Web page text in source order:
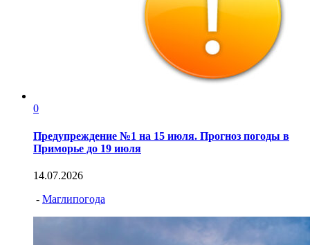
0
Предупреждение №1 на 15 июля. Прогноз погоды в
Приморье до 19 июля
14.07.2026
- Маглипогода